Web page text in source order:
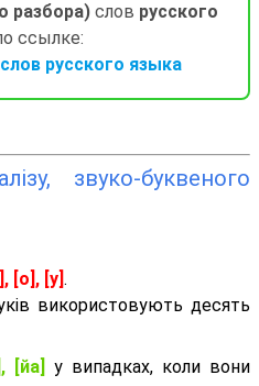
разбора)слов русского
ссылке:
русского языка
звуко-буквеного
[о], [у] .
використовують десять
[йа]
у випадках, коли вони